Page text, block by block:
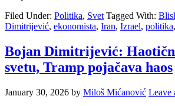
Filed Under: Politika, Svet Tagged With:
Dimitrijević, ekonomista, Iran, Izrael, politika,
Bojan Dimitrijević:
svetu, Tramp pojačava haos
January 30, 2026 by Miloš Mićanović Leave